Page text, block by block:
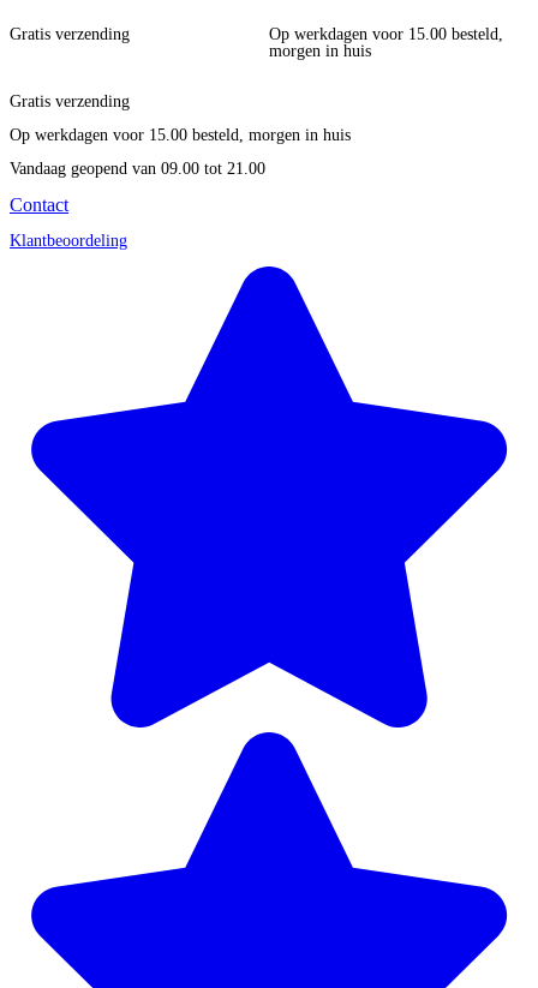
Gratis verzending
Op werkdagen voor 15.00 besteld,
morgen in huis
Gratis verzending
Op werkdagen voor 15.00 besteld, morgen in huis
Vandaag geopend van 09.00 tot 21.00
Contact
Klantbeoordeling